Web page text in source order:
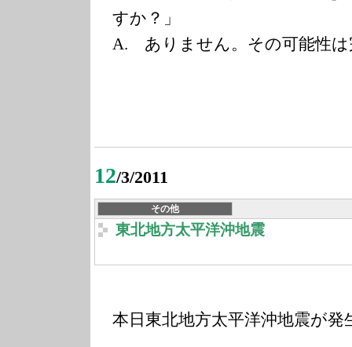
すか？」
A. ありません。その可能性
12/3/2011
その他
東北地方太平洋沖地震
本日東北地方太平洋沖地震が発